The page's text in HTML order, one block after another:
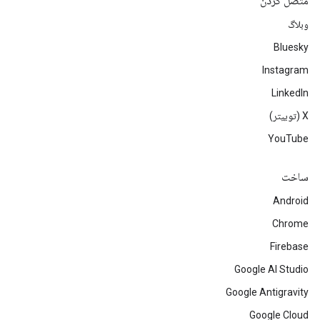
وبلاگ
Bluesky
Instagram
LinkedIn
‫X (توییتر)
YouTube
ساخت
Android
Chrome
Firebase
Google AI Studio
Google Antigravity
Google Cloud